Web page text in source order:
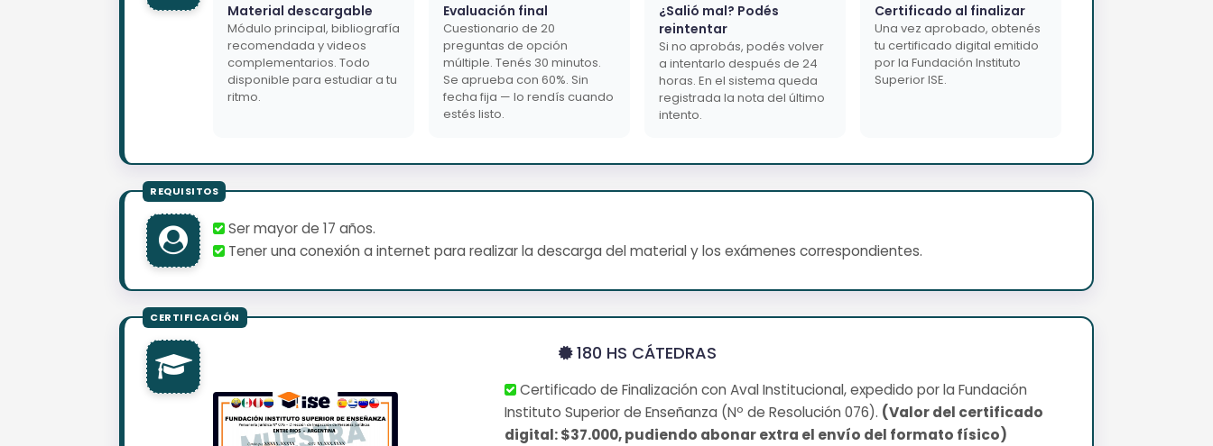
Material descargable
Módulo principal, bibliografía
recomendada y videos
complementarios. Todo
disponible para estudiar a tu
ritmo.
Evaluación final
Cuestionario de 20
preguntas de opción
múltiple. Tenés 30 minutos.
Se aprueba con 60%. Sin
fecha fija — lo rendís cuando
estés listo.
¿Salió mal? Podés
reintentar
Si no aprobás, podés volver
a intentarlo después de 24
horas. En el sistema queda
registrada la nota del último
intento.
Certificado al finalizar
Una vez aprobado, obtenés
tu certificado digital emitido
por la Fundación Instituto
Superior ISE.
Ser mayor de 17 años.
Tener una conexión a internet para realizar la descarga del material y los exámenes correspondientes.
180 HS CÁTEDRAS
Certificado de Finalización con Aval Institucional, expedido por la Fundación
Instituto Superior de Enseñanza (Nº de Resolución 076). (Valor del certificado
digital: $37.000, pudiendo abonar extra el envío del formato físico)